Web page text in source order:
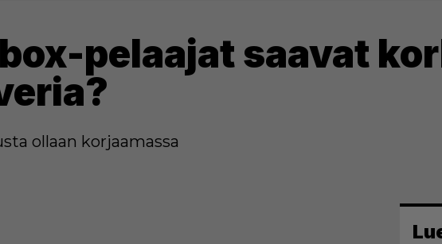
pelaajat saavat
ollaan korjaamassa